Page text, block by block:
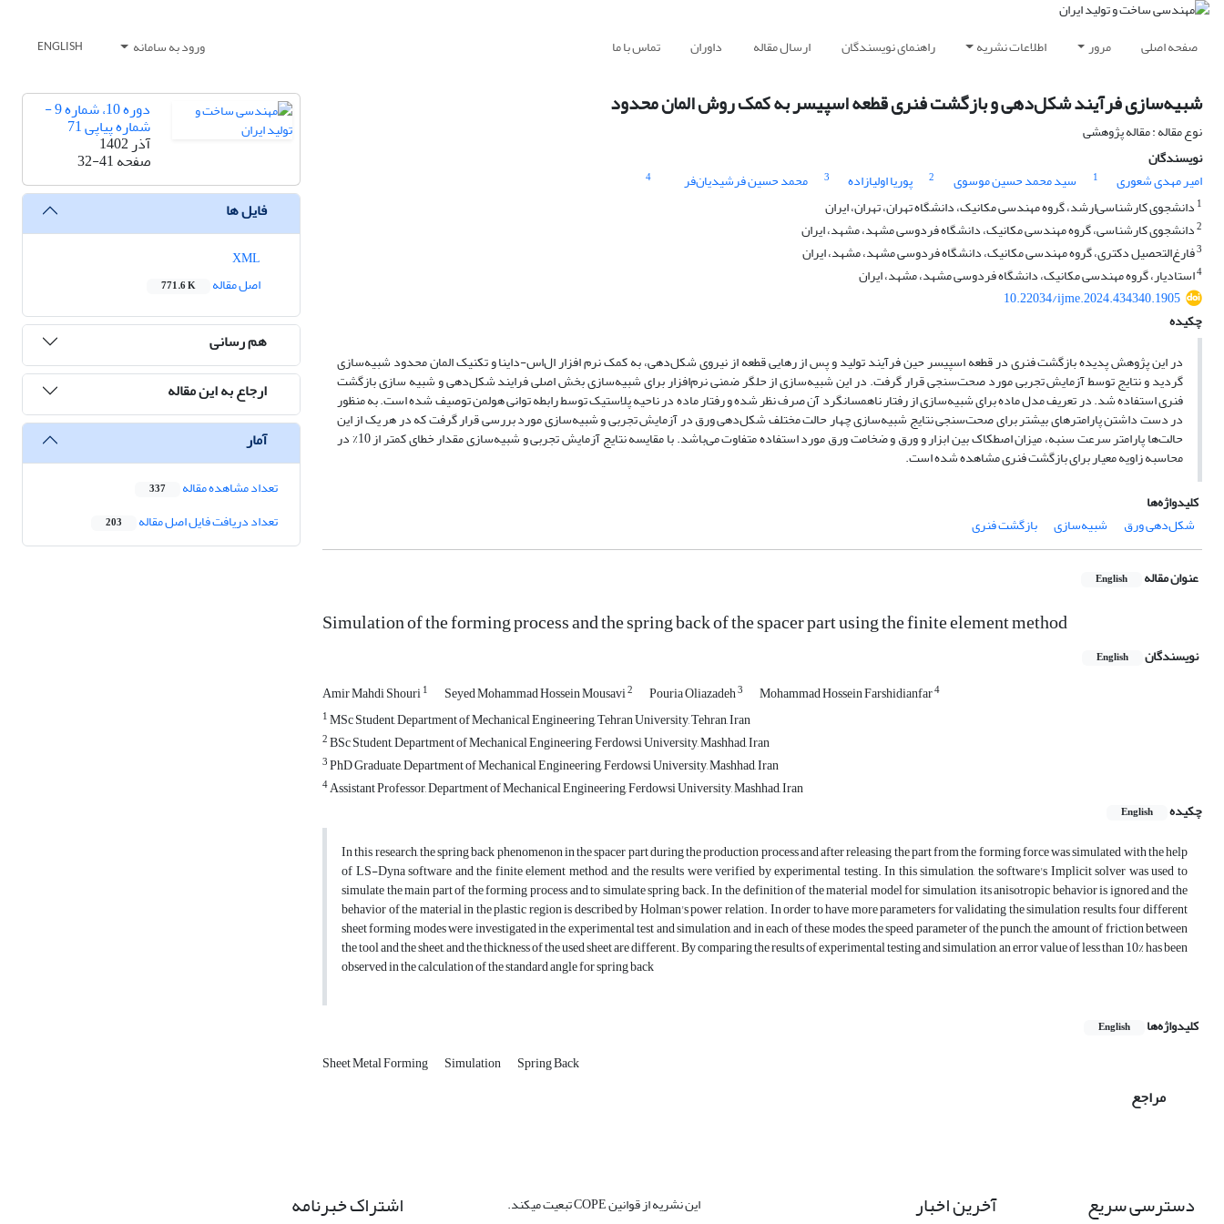
صفحه اصلی مرور اطلاعات نشریه راهنمای نویسندگان ارسال مقاله داوران تماس با ما ورود به سامانه ENGLISH
شبیه‌سازی فرآیند شکل‌دهی و بازگشت فنری قطعه اسپیسر به کمک روش المان محدود
نوع مقاله : مقاله پژوهشی
نویسندگان
امیر مهدی شعوری
1 سید محمد حسین موسوی 2 پوریا اولیازاده 3 محمد حسین فرشیدیان‌فر
4
1 دانشجوی کارشناسی‌ارشد، گروه مهندسی مکانیک، دانشگاه تهران، تهران، ایران
2دانشجوی کارشناسی، گروه مهندسی مکانیک، دانشگاه فردوسی مشهد، مشهد، ایران
3فارغ‌التحصیل دکتری، گروه مهندسی مکانیک، دانشگاه فردوسی مشهد، مشهد، ایران
4استادیار، گروه مهندسی مکانیک، دانشگاه فردوسی مشهد، مشهد، ایران
10.22034/ijme.2024.434340.1905
چکیده
در این پژوهش پدیده بازگشت فنری در قطعه اسپیسر حین فرآیند تولید و پس از رهایی قطعه از نیروی شکل‌دهی، به کمک نرم ‌افزار ال‌اس-‌داینا و تکنیک المان محدود شبیه‌سازی
گردید و نتایج توسط آزمایش تجربی مورد صحت‌سنجی قرار گرفت. در این شبیه‌سازی از حلگر ضمنی نرم‌افزار برای شبیه‌سازی بخش اصلی فرایند شکل‌دهی و شبیه‌ سازی بازگشت‌
فنری استفاده شد. در تعریف مدل ماده برای شبیه‌سازی از رفتار ناهمسانگرد آن صرف ‌نظر شده و رفتار ماده در ناحیه پلاستیک توسط رابطه توانی هولمن توصیف ‌شده است. به ‌منظور
در دست داشتن پارامتر‌های بیشتر برای صحت‌سنجی نتایج شبیه‌سازی چهار حالت مختلف شکل‌دهی ورق در آزمایش تجربی و شبیه‌سازی مورد بررسی قرار گرفت که در هر یک از این
حالت‌ها پارامتر سرعت سنبه، میزان اصطکاک بین ابزار و ورق و ضخامت ورق مورد استفاده متفاوت می‌باشد. با مقایسه نتایج آزمایش تجربی و شبیه‌سازی مقدار خطای کمتر از 10% در
محاسبه زاویه معیار برای بازگشت فنری مشاهده‌ شده است.
کلیدواژه‌ها
شکل‌دهی ورق
شبیه‌سازی بازگشت فنری
عنوان مقاله English
Simulation of the forming process and the spring back of the spacer part using the finite element method
نویسندگان English
Amir Mahdi Shouri1 Seyed Mohammad Hossein Mousavi2 Pouria Oliazadeh3 Mohammad Hossein Farshidianfar4
1MSc Student, Department of Mechanical Engineering, Tehran University, Tehran, Iran
2BSc Student, Department of Mechanical Engineering, Ferdowsi University, Mashhad, Iran
3PhD Graduate, Department of Mechanical Engineering, Ferdowsi University, Mashhad, Iran
4Assistant Professor, Department of Mechanical Engineering, Ferdowsi University, Mashhad, Iran
چکیده
English
In this research, the spring back phenomenon in the spacer part during the production process and after releasing the part from the forming force was simulated with the help
of LS-Dyna software and the finite element method, and the results were verified by experimental testing. In this simulation, the software's Implicit solver was used to
simulate the main part of the forming process and to simulate spring back. In the definition of the material model for simulation, its anisotropic behavior is ignored and the
behavior of the material in the plastic region is described by Holman's power relation. In order to have more parameters for validating the simulation results, four different
sheet forming modes were investigated in the experimental test and simulation, and in each of these modes, the speed parameter of the punch, the amount of friction between
the tool and the sheet, and the thickness of the used sheet are different. By comparing the results of experimental testing and simulation, an error value of less than 10% has been
observed in the calculation of the standard angle for spring back
کلیدواژه‌ها English
Sheet Metal Forming Simulation Spring Back
مراجع
دوره 10، شماره 9 -
شماره پیاپی 71
آذر 1402
صفحه32-41
فایل ها
اصل مقاله
771.6 K
هم رسانی
ارجاع به این مقاله
آمار
تعداد مشاهده مقاله 337
تعداد دریافت فایل اصل مقاله 203
دسترسی سریع آخرین اخبار این نشریه از قوانین COPE تبعیت میکند. اشتراک خبرنامه